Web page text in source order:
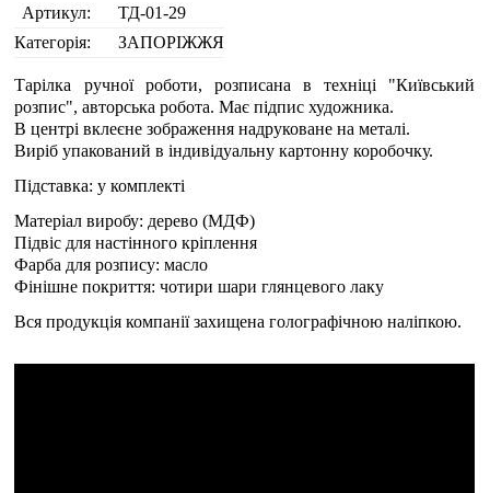
Артикул:
ТД-01-29
Категорія:
ЗАПОРІЖЖЯ
Тарілка ручної роботи, розписана в техніці "Київський
розпис", авторська робота. Має підпис художника.
В центрі вклеєне зображення надруковане на металі.
Виріб упакований в індивідуальну картонну коробочку.
Підставка: у комплекті
Матеріал виробу: дерево (МДФ)
Підвіс для настінного кріплення
Фарба для розпису: масло
Фінішне покриття: чотири шари глянцевого лаку
Вся продукція компанії захищена голографічною наліпкою.